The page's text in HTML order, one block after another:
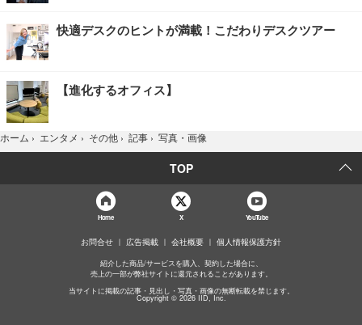
快適デスクのヒントが満載！こだわりデスクツアー
【進化するオフィス】
ホーム › エンタメ › その他 › 記事 › 写真・画像
TOP
Home X YouTube
お問合せ 広告掲載 会社概要 個人情報保護方針
紹介した商品/サービスを購入、契約した場合に、
売上の一部が弊社サイトに還元されることがあります。
当サイトに掲載の記事・見出し・写真・画像の無断転載を禁じます。
Copyright © 2026 IID, Inc.